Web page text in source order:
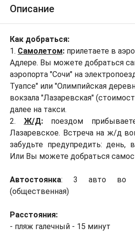
Описание
Как добраться:
1. Самолетом: прилетаете в
Адлере. Вы можете добраться
аэропорта "Сочи" на
Туапсе" или "Олимпийская
вокзала "Лазаревская"
далее на такси.
2. Ж/Д:поездом
Лазаревское. Встреча на ж/д
забудьте предупредить: день,
Или Вы можете добраться
Автостоянка: 3 авто во
(общественная)
Расстояния:
- пляж галечный - 15 минут